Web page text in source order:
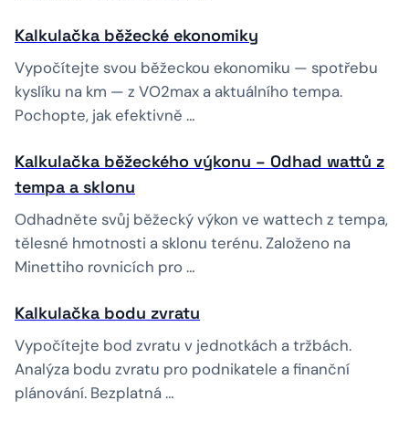
Kalkulačka běžecké ekonomiky
Vypočítejte svou běžeckou ekonomiku — spotřebu
kyslíku na km — z VO2max a aktuálního tempa.
Pochopte, jak efektivně …
Kalkulačka běžeckého výkonu – Odhad wattů z
tempa a sklonu
Odhadněte svůj běžecký výkon ve wattech z tempa,
tělesné hmotnosti a sklonu terénu. Založeno na
Minettiho rovnicích pro …
Kalkulačka bodu zvratu
Vypočítejte bod zvratu v jednotkách a tržbách.
Analýza bodu zvratu pro podnikatele a finanční
plánování. Bezplatná …